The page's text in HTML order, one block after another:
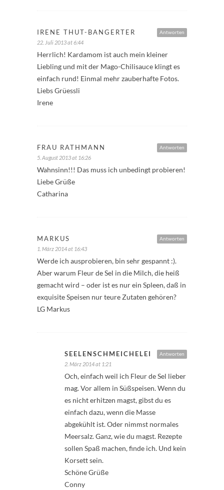
Antworten
IRENE THUT-BANGERTER
22. Juli 2013 at 6:44
Herrlich! Kardamom ist auch mein kleiner
Liebling und mit der Mago-Chilisauce klingt es
einfach rund! Einmal mehr zauberhafte Fotos.
Liebs Grüessli
Irene
Antworten
FRAU RATHMANN
5. August 2013 at 16:26
Wahnsinn!!! Das muss ich unbedingt probieren!
Liebe Grüße
Catharina
Antworten
MARKUS
1. März 2014 at 16:43
Werde ich ausprobieren, bin sehr gespannt :).
Aber warum Fleur de Sel in die Milch, die heiß
gemacht wird – oder ist es nur ein Spleen, daß in
exquisite Speisen nur teure Zutaten gehören?
LG Markus
Antworten
SEELENSCHMEICHELEI
2. März 2014 at 1:21
Och, einfach weil ich Fleur de Sel lieber
mag. Vor allem in Süßspeisen. Wenn du
es nicht erhitzen magst, gibst du es
einfach dazu, wenn die Masse
abgekühlt ist. Oder nimmst normales
Meersalz. Ganz, wie du magst. Rezepte
sollen Spaß machen, finde ich. Und kein
Korsett sein.
Schöne Grüße
Conny